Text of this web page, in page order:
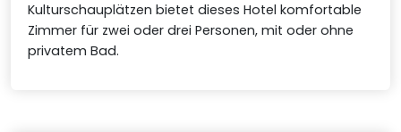
Kulturschauplätzen bietet dieses Hotel komfortable
Zimmer für zwei oder drei Personen, mit oder ohne
privatem Bad.